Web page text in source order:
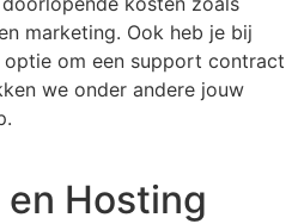
marketing. Ook heb je bij
optie om een support contract
we onder andere jouw
en Hosting